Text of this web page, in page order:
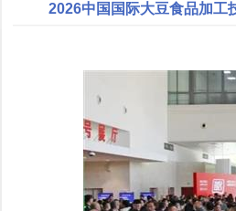
2026中国国际大豆食品加工